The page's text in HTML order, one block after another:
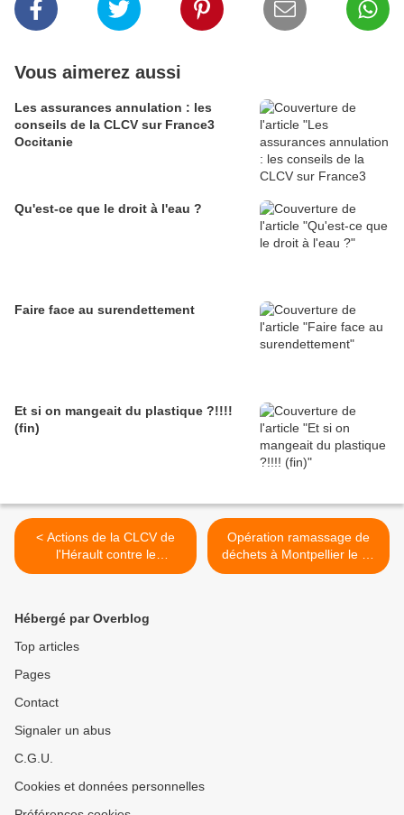
Vous aimerez aussi
Les assurances annulation : les
conseils de la CLCV sur France3
Occitanie
Qu'est-ce que le droit à l'eau ?
Faire face au surendettement
Et si on mangeait du plastique ?!!!!
(fin)
< Actions de la CLCV de
l'Hérault contre le
gaspillage alimentaire
Opération ramassage de
déchets à Montpellier le 14
mars 2021 >
Hébergé par Overblog
Top articles
Pages
Contact
Signaler un abus
C.G.U.
Cookies et données personnelles